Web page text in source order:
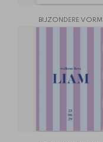
BIJZONDERE VORM